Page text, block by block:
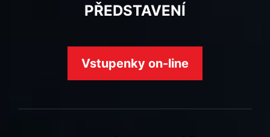
PŘEDSTAVENÍ
Vstupenky on-line